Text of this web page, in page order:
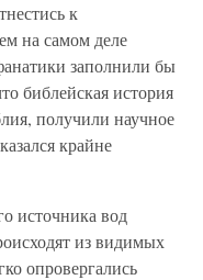
к
на самом деле
заполнили бы
библейская история
получили научное
крайне
источника вод
из видимых
опровергались